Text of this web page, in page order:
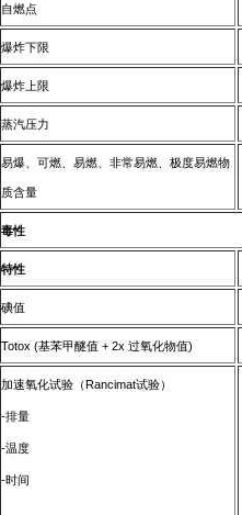
自燃点
爆炸下限
爆炸上限
蒸汽压力
易爆、可燃、易燃、非常易燃、极度易燃物
质含量
毒性
特性
碘值
Totox (基苯甲醚值 + 2x 过氧化物值)
加速氧化试验（Rancimat试验）
-排量
-温度
-时间